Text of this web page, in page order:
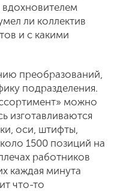
ли коллектив
и с какими
преобразований,
подразделения.
можно
изготавливаются
оси, штифты,
1500 позиций на
работников
каждая минута
что-то